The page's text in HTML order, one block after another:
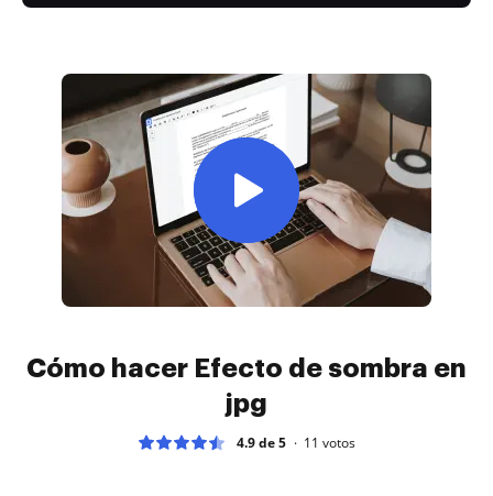
Cómo hacer Efecto de sombra en
jpg
4.9 de 5 11 votos